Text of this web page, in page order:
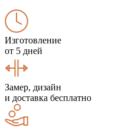
Изготовление
от 5 дней
Замер, дизайн
и доставка бесплатно